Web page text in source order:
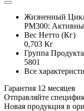
Жизненный
PM300:
Вес Нетто (Кг)
0,703 Кг
Группа Продукта
5801
Все
Гарантия 12 месяцев
Отправляйте
Новая продукция в